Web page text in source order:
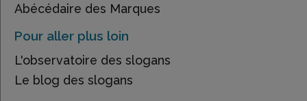
Abécédaire des Marques
Pour aller plus loin
L'observatoire des slogans
Le blog des slogans